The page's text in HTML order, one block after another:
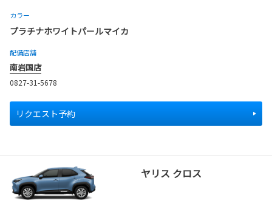
カラー
プラチナホワイトパールマイカ
配備店舗
南岩国店
0827-31-5678
リクエスト予約
ヤリス クロス